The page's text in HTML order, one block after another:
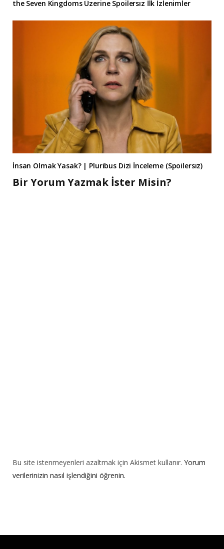
the Seven Kingdoms Üzerine Spoilersız İlk İzlenimler
İnsan Olmak Yasak? | Pluribus Dizi İnceleme (Spoilersız)
Bir Yorum Yazmak İster Misin?
Bu site istenmeyenleri azaltmak için Akismet kullanır. Yorum
verilerinizin nasıl işlendiğini öğrenin.